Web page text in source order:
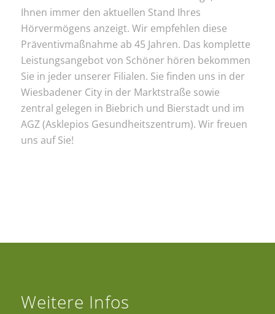
Ihnen immer den aktuellen Stand Ihres
Hörvermögens anzeigt. Wir empfehlen diese
Präventivmaßnahme ab 45 Jahren. Das komplette
Leistungsangebot von Schöner hören bekommen
Sie in jeder unserer Filialen. Sie finden uns in der
Wiesbadener City in der Marktstraße sowie
zentral gelegen in Biebrich und Bierstadt und im
AGZ (Asklepios Gesundheitszentrum). Wir freuen
uns auf Sie!
Weitere Infos